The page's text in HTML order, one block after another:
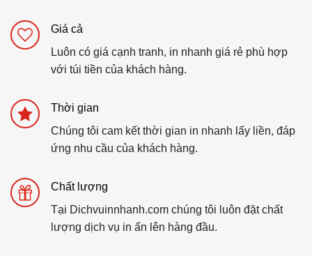
Giá cả
Luôn có giá cạnh tranh, in nhanh giá rẻ phù hợp
với túi tiền của khách hàng.
Thời gian
Chúng tôi cam kết thời gian in nhanh lấy liền, đáp
ứng nhu cầu của khách hàng.
Chất lượng
Tại Dichvuinnhanh.com chúng tôi luôn đặt chất
lượng dịch vụ in ấn lên hàng đầu.